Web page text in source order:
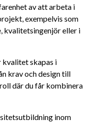
av att arbeta i
exempelvis som
kvalitetsingenjör eller i
kvalitet skapas i
krav och design till
där du får kombinera
inom